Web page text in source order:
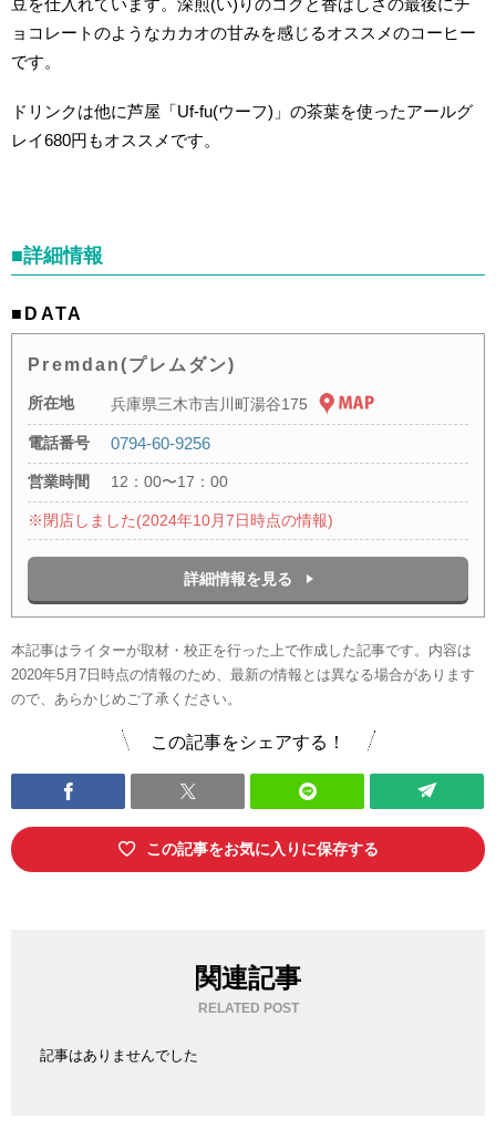
豆を仕入れています。深煎(い)りのコクと香ばしさの最後にチ
ョコレートのようなカカオの甘みを感じるオススメのコーヒー
です。
ドリンクは他に芦屋「Uf-fu(ウーフ)」の茶葉を使ったアールグ
レイ680円もオススメです。
■詳細情報
■DATA
Premdan(プレムダン)
所在地 兵庫県三木市吉川町湯谷175
電話番号 0794-60-9256
営業時間 12：00〜17：00
※閉店しました(2024年10月7日時点の情報)
詳細情報を見る
本記事はライターが取材・校正を行った上で作成した記事です。内容は
2020年5月7日時点の情報のため、最新の情報とは異なる場合があります
ので、あらかじめご了承ください。
この記事をシェアする！
この記事をお気に入りに保存する
関連記事
RELATED POST
記事はありませんでした